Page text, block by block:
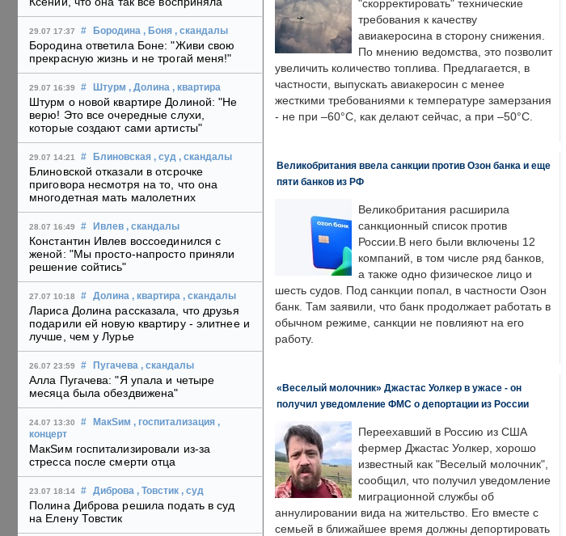
29.07 17:37 # Бородина , Боня , скандалы
Бородина ответила Боне: "Живи свою
прекрасную жизнь и не трогай меня!"
29.07 16:39 # Штурм , Долина , квартира
Штурм о новой квартире Долиной: "Не
верю! Это все очередные слухи,
которые создают сами артисты"
29.07 14:21 # Блиновская , суд , скандалы
Блиновской отказали в отсрочке
приговора несмотря на то, что она
многодетная мать малолетних
28.07 16:49 # Ивлев , скандалы
Константин Ивлев воссоединился с
женой: "Мы просто-напросто приняли
решение сойтись"
27.07 10:18 # Долина , квартира , скандалы
Лариса Долина рассказала, что друзья
подарили ей новую квартиру - элитнее и
лучше, чем у Лурье
26.07 23:59 # Пугачева , скандалы
Алла Пугачева: "Я упала и четыре
месяца была обездвижена"
24.07 13:30 # МакSим , госпитализация ,
концерт
МакSим госпитализировали из-за
стресса после смерти отца
23.07 18:14 # Диброва , Товстик , суд
Полина Диброва решила подать в суд
на Елену Товстик
"скорректировать" технические
требования к качеству
авиакеросина в сторону снижения.
По мнению ведомства, это позволит
увеличить количество топлива. Предлагается, в
частности, выпускать авиакеросин с менее
жесткими требованиями к температуре замерзания
- не при –60°C, как делают сейчас, а при –50°C.
Великобритания ввела санкции против Озон банка и еще
пяти банков из РФ
Великобритания расширила
санкционный список против
России.В него были включены 12
компаний, в том числе ряд банков,
а также одно физическое лицо и
шесть судов. Под санкции попал, в частности Озон
банк. Там заявили, что банк продолжает работать в
обычном режиме, санкции не повлияют на его
работу.
«Веселый молочник» Джастас Уолкер в ужасе - он
получил уведомление ФМС о депортации из России
Переехавший в Россию из США
фермер Джастас Уолкер, хорошо
известный как "Веселый молочник",
сообщил, что получил уведомление
миграционной службы об
аннулировании вида на жительство. Его вместе с
семьей в ближайшее время должны депортировать